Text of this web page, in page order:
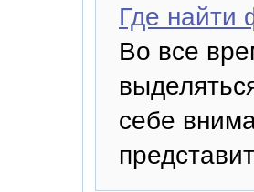
Где найти
Во все
себе